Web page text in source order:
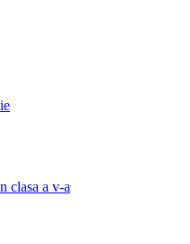
clasa a v-a